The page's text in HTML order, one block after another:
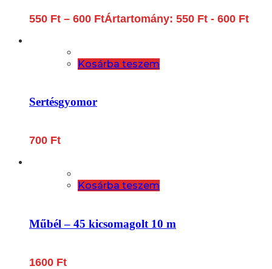
550 Ft – 600 FtÁrtartomány: 550 Ft - 600 Ft
Kosárba teszem
Sertésgyomor
700 Ft
Kosárba teszem
Műbél – 45 kicsomagolt 10 m
1600 Ft